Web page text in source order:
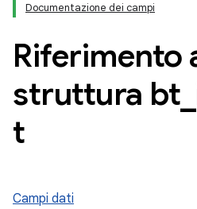
Documentazione dei campi
Riferimento
struttura bt
t
Campi dati